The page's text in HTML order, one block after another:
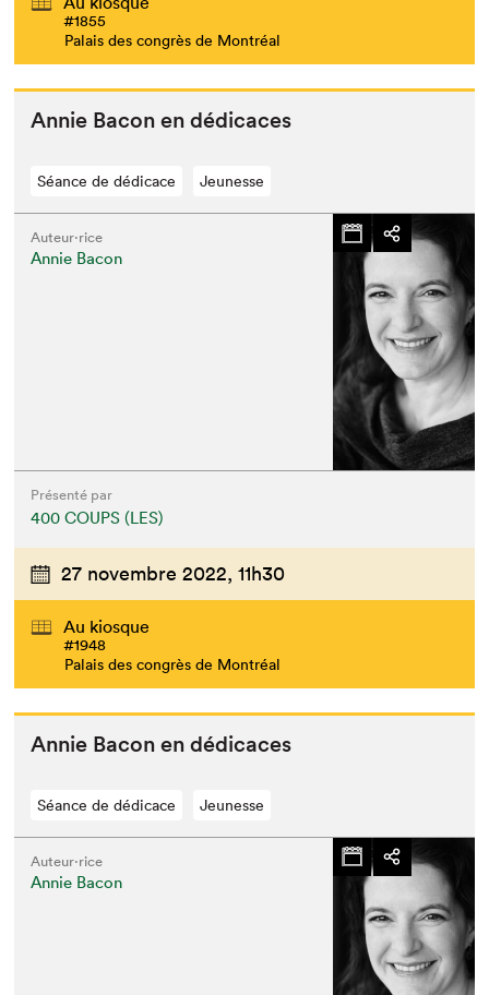
Que cherchez-vous?
#1855
Palais des congrès de Montréal
Annie Bacon en dédicaces
Séance de dédicace Jeunesse
Auteur·rice
Annie Bacon
Présenté par
400 COUPS (LES)
27 novembre 2022, 11h30
Au kiosque
#1948
Palais des congrès de Montréal
Annie Bacon en dédicaces
Séance de dédicace Jeunesse
Auteur·rice
Annie Bacon